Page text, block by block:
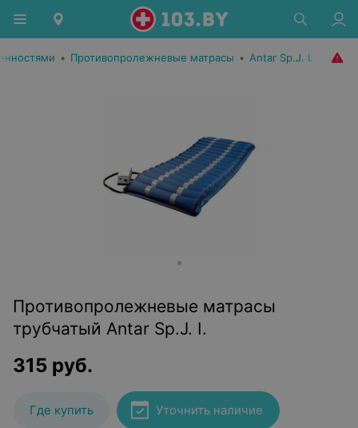
• Противопролежневые матрасы • Antar Sp.J. I.
Противопролежневые матрасы
трубчатый Antar Sp.J. I.
315 руб.
Где купить Уточнить наличие